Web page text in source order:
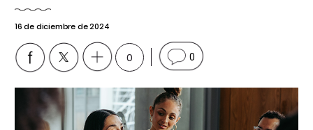
16 de diciembre de 2024
0 0